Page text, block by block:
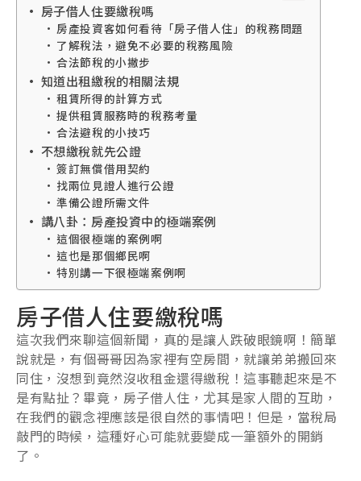
房子借人住要繳稅嗎
房產投資客如何看待「房子借人住」的稅務問題
了解稅法，避免不必要的稅務風險
合法節稅的小撇步
知道出租繳稅的相關法規
租賃所得的計算方式
提供租賃服務時的稅務考量
合法避稅的小技巧
不想繳稅就先公證
簽訂無償借用契約
找兩位見證人進行公證
準備公證所需文件
講八卦：房產投資中的極端案例
這個很極端的案例啊
這也是那個鄉民啊
特別講一下很極端案例啊
房子借人住要繳稅嗎
這次我們來聊這個新聞，真的是讓人跌破眼鏡啊！簡單
說就是，有個哥哥因為家裡有空房間，就讓弟弟搬回來
同住，沒想到竟然沒收租金還得繳稅！這事聽起來是不
是有點扯？畢竟，房子借人住，尤其是家人間的互助，
在我們的觀念裡應該是很自然的事情吧！但是，當稅局
敲門的時候，這種好心可能就要變成一筆額外的開銷
了。